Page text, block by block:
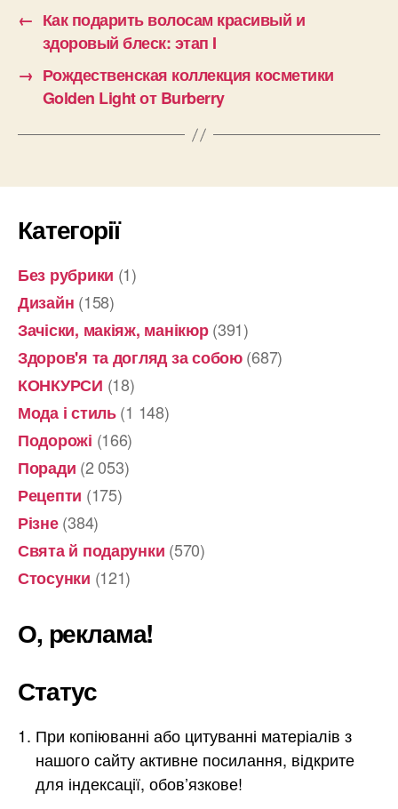
← Как подарить волосам красивый и
здоровый блеск: этап I
→ Рождественская коллекция косметики
Golden Light от Burberry
Категорії
Без рубрики (1)
Дизайн (158)
Зачіски, макіяж, манікюр(391)
Здоров'я та догляд за собою(687)
КОНКУРСИ (18)
Мода і стиль(1 148)
Подорожі (166)
Поради (2 053)
Рецепти (175)
Різне(384)
Свята й подарунки (570)
Стосунки (121)
О, реклама!
Статус
При копіюванні або цитуванні матеріалів з
нашого сайту активне посилання, відкрите
для індексації, обов’язкове!